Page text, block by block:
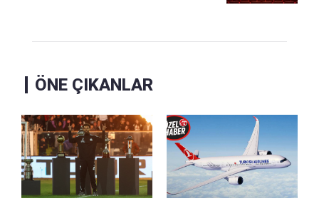
ÖNE ÇIKANLAR